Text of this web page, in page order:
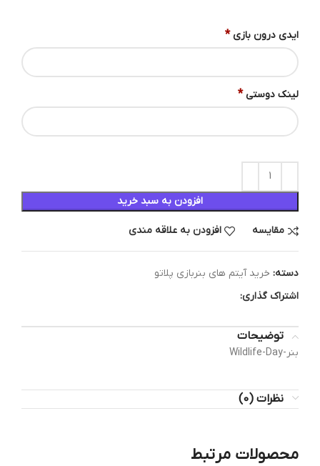
ایدی درون بازی *
لینک دوستی *
افزودن به سبد خرید
مقایسه افزودن به علاقه مندی
دسته: خرید آیتم های بنربازی پلاتو
اشتراک گذاری:
توضیحات
بنر-Wildlife-Day
نظرات (0)
محصولات مرتبط